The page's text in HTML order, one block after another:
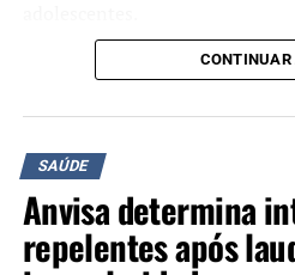
Segundo o Ministério da
acesso às vacinas oferecidas
Único de Saúde (SUS). A
contribui para a prevenção de
e fortalece a proteção coletiva
Manter a vacinação em dia é a
CONTINUAR
SAÚDE
Anvisa determina
repelentes após